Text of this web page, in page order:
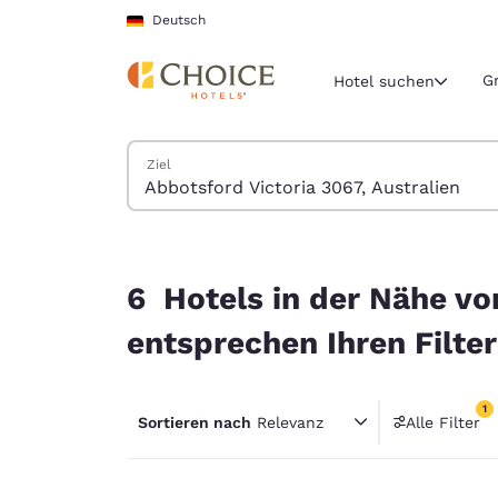
Weiter Zu Hauptinhalt
Deutsch
Aktuelle
Nord- und
United
América
Hotel suchen
Hotels suchen
Ziel
6 Hotels in der Nähe
entsprechen Ihren
Sortieren nach Relevanz Alle Filter
1
1 Filter